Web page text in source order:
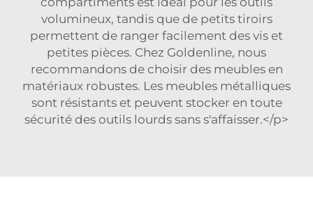
volumineux, tandis que de petits tiroirs
permettent de ranger facilement des vis et
petites pièces. Chez Goldenline, nous
recommandons de choisir des meubles en
matériaux robustes. Les meubles métalliques
sont résistants et peuvent stocker en toute
sécurité des outils lourds sans s'affaisser.</p>